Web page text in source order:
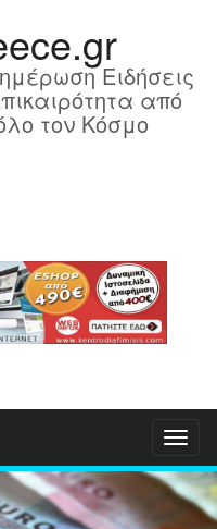
Ειδήσεις
από
τον Κόσμο